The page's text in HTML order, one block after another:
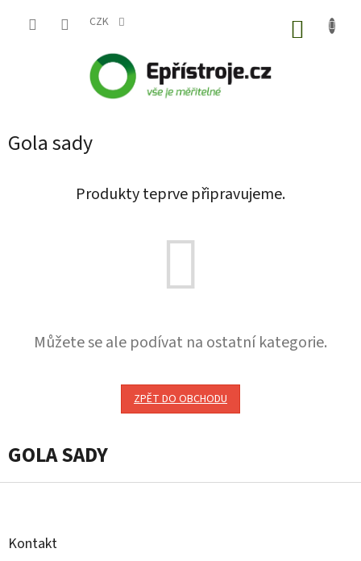
CZK
Gola sady
Produkty teprve připravujeme.
Můžete se ale podívat na ostatní kategorie.
ZPĚT DO OBCHODU
GOLA SADY
Z
Kontakt